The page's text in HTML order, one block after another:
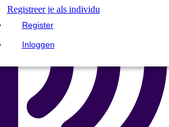
Registreer je als individu
Register
Inloggen